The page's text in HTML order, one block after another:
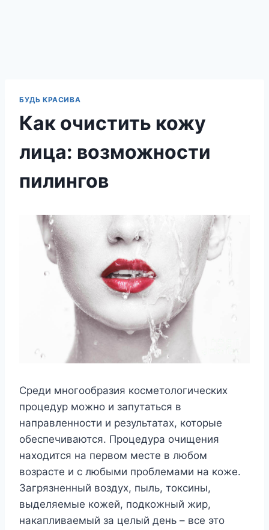
БУДЬ КРАСИВА
Как очистить кожу
лица: возможности
пилингов
Среди многообразия косметологических
процедур можно и запутаться в
направленности и результатах, которые
обеспечиваются. Процедура очищения
находится на первом месте в любом
возрасте и с любыми проблемами на коже.
Загрязненный воздух, пыль, токсины,
выделяемые кожей, подкожный жир,
накапливаемый за целый день – все это